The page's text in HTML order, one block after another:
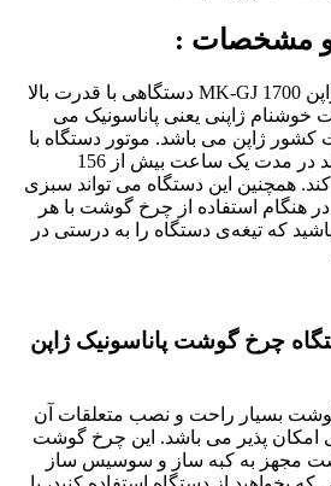
و مشخصات :
چرخ گوشت پاناسونیک ژاپن MK-GJ 1700 دستگاهی با قدرت بالا
خوشنام ژاپنی یعنی پاناسونیک می
ژاپن می باشد. موتور دستگاه با
قدرت 1700 وات می تواند در مدت یک ساعت بیش از 156
همچنین این دستگاه می تواند سبزی
هنگام استفاده از چرخ گوشت با هر
که تیغه‌ی دستگاه را به درستی در
چرخ گوشت پاناسونیک ژاپن
بسیار راحت و نصب متعلقات آن
امکان پذیر می باشد. این چرخ گوشت
مجهز به کبه ساز و سوسیس ساز